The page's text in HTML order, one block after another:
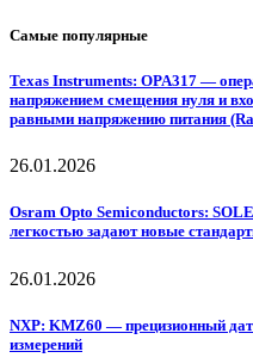
Самые популярные
Texas Instruments: OPA317 —
напряжением смещения нуля и
равными напряжению питания
26.01.2026
Osram Opto Semiconductors:
легкостью задают новые
26.01.2026
NXP: KMZ60 — прецизионный
измерений